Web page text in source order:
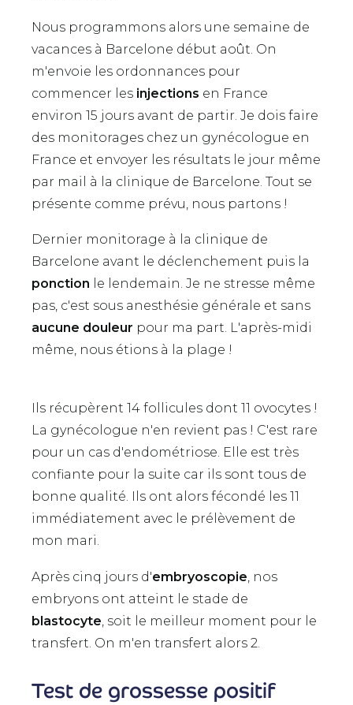
Nous programmons alors une semaine de
vacances à Barcelone début août. On
m'envoie les ordonnances pour
commencer les injections en France
environ 15 jours avant de partir. Je dois faire
des monitorages chez un gynécologue en
France et envoyer les résultats le jour même
par mail à la clinique de Barcelone. Tout se
présente comme prévu, nous partons !
Dernier monitorage à la clinique de
Barcelone avant le déclenchement puis la
ponction le lendemain. Je ne stresse même
pas, c'est sous anesthésie générale et sans
aucune douleur pour ma part. L'après-midi
même, nous étions à la plage !
Ils récupèrent 14 follicules dont 11 ovocytes !
La gynécologue n'en revient pas ! C'est rare
pour un cas d'endométriose. Elle est très
confiante pour la suite car ils sont tous de
bonne qualité. Ils ont alors fécondé les 11
immédiatement avec le prélèvement de
mon mari.
Après cinq jours d'embryoscopie , nos
embryons ont atteint le stade de
blastocyte , soit le meilleur moment pour le
transfert. On m'en transfert alors 2.
Test de grossesse positif